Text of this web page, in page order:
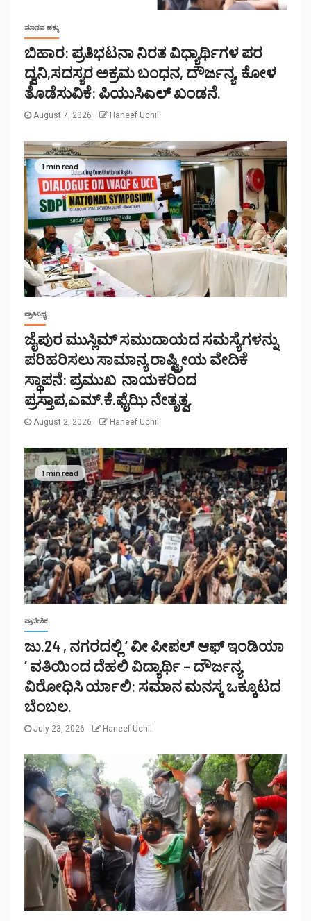
ಮಾನವ ಹಕ್ಕು
ಬಿಹಾರ: ಪ್ರತಿಭಟನಾ ನಿರತ ವಿಧ್ಯಾರ್ಥಿಗಳ ಪರ
ದ್ವನಿ,ಸದಸ್ಯರ ಅಕ್ರಮ ಬಂಧನ, ದೌರ್ಜನ್ಯ, ಕೋಳ
ತೊಡೆಸುವಿಕೆ: ಪಿಯುಸಿಎಲ್ ಖಂಡನೆ.
August 7, 2026 Haneef Uchil
1 min read
ಪ್ರಾತಿನಿಧ್ಯ
ಜೈಪುರ ಮುಸ್ಲಿಮ್ ಸಮುದಾಯದ ಸಮಸ್ಯೆಗಳನ್ನು
ಪರಿಹರಿಸಲು ಸಾಮಾನ್ಯ ರಾಷ್ಟ್ರೀಯ ವೇದಿಕೆ
ಸ್ಥಾಪನೆ: ಪ್ರಮುಖ ನಾಯಕರಿಂದ
ಪ್ರಸ್ತಾಪ,ಎಮ್.ಕೆ.ಫೈಝಿ ನೇತೃತ್ವ.
August 2, 2026 Haneef Uchil
1 min read
ಪ್ರಾದೇಶಿಕ
ಜು.24 , ನಗರದಲ್ಲಿ ‘ ವೀ ಪೀಪಲ್ ಆಫ್ ಇಂಡಿಯಾ
‘ ವತಿಯಿಂದ ದೆಹಲಿ ವಿದ್ಯಾರ್ಥಿ – ದೌರ್ಜನ್ಯ
ವಿರೋಧಿಸಿ ರ್ಯಾಲಿ: ಸಮಾನ ಮನಸ್ಕ ಒಕ್ಕೂಟದ
ಬೆಂಬಲ.
July 23, 2026 Haneef Uchil